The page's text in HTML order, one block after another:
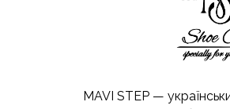
MAVI STEP —